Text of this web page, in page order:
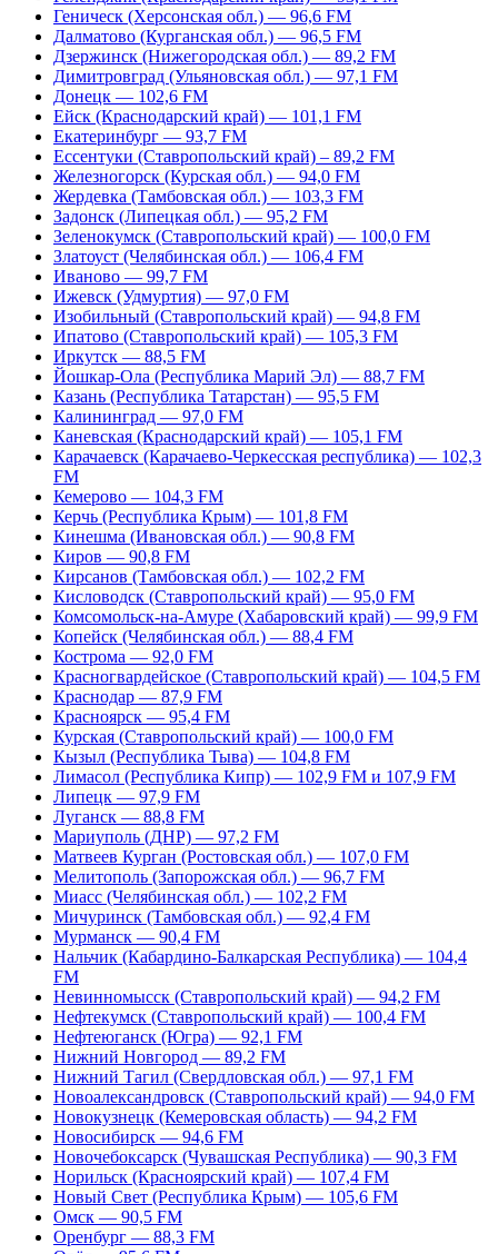
Геническ (Херсонская обл.) — 96,6 FM
Далматово (Курганская обл.) — 96,5 FM
Дзержинск (Нижегородская обл.) — 89,2 FM
Димитровград (Ульяновская обл.) — 97,1 FM
Донецк — 102,6 FM
Ейск (Краснодарский край) — 101,1 FM
Екатеринбург — 93,7 FM
Ессентуки (Ставропольский край) – 89,2 FM
Железногорск (Курская обл.) — 94,0 FM
Жердевка (Тамбовская обл.) — 103,3 FM
Задонск (Липецкая обл.) — 95,2 FM
Зеленокумск (Ставропольский край) — 100,0 FM
Златоуст (Челябинская обл.) — 106,4 FM
Иваново — 99,7 FM
Ижевск (Удмуртия) — 97,0 FM
Изобильный (Ставропольский край) — 94,8 FM
Ипатово (Ставропольский край) — 105,3 FM
Иркутск — 88,5 FM
Йошкар-Ола (Республика Марий Эл) — 88,7 FM
Казань (Республика Татарстан) — 95,5 FM
Калининград — 97,0 FM
Каневская (Краснодарский край) — 105,1 FM
Карачаевск (Карачаево-Черкесская республика) — 102,3
FM
Кемерово — 104,3 FM
Керчь (Республика Крым) — 101,8 FM
Кинешма (Ивановская обл.) — 90,8 FM
Киров — 90,8 FM
Кирсанов (Тамбовская обл.) — 102,2 FM
Кисловодск (Ставропольский край) — 95,0 FM
Комсомольск-на-Амуре (Хабаровский край) — 99,9 FM
Копейск (Челябинская обл.) — 88,4 FM
Кострома — 92,0 FM
Красногвардейское (Ставропольский край) — 104,5 FM
Краснодар — 87,9 FM
Красноярск — 95,4 FM
Курская (Ставропольский край) — 100,0 FM
Кызыл (Республика Тыва) — 104,8 FM
Лимасол (Республика Кипр) — 102,9 FM и 107,9 FM
Липецк — 97,9 FM
Луганск — 88,8 FM
Мариуполь (ДНР) — 97,2 FM
Матвеев Курган (Ростовская обл.) — 107,0 FM
Мелитополь (Запорожская обл.) — 96,7 FM
Миасс (Челябинская обл.) — 102,2 FM
Мичуринск (Тамбовская обл.) — 92,4 FM
Мурманск — 90,4 FM
Нальчик (Кабардино-Балкарская Республика) — 104,4
FM
Невинномысск (Ставропольский край) — 94,2 FM
Нефтекумск (Ставропольский край) — 100,4 FM
Нефтеюганск (Югра) — 92,1 FM
Нижний Новгород — 89,2 FM
Нижний Тагил (Свердловская обл.) — 97,1 FM
Новоалександровск (Ставропольский край) — 94,0 FM
Новокузнецк (Кемеровская область) — 94,2 FM
Новосибирск — 94,6 FM
Новочебоксарск (Чувашская Республика) — 90,3 FM
Норильск (Красноярский край) — 107,4 FM
Новый Свет (Республика Крым) — 105,6 FM
Омск — 90,5 FM
Оренбург — 88,3 FM